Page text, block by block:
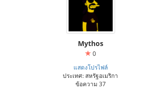
Mythos
0
แสดงโปรไฟล์
ประเทศ: สหรัฐอเมริกา
ข้อความ 37